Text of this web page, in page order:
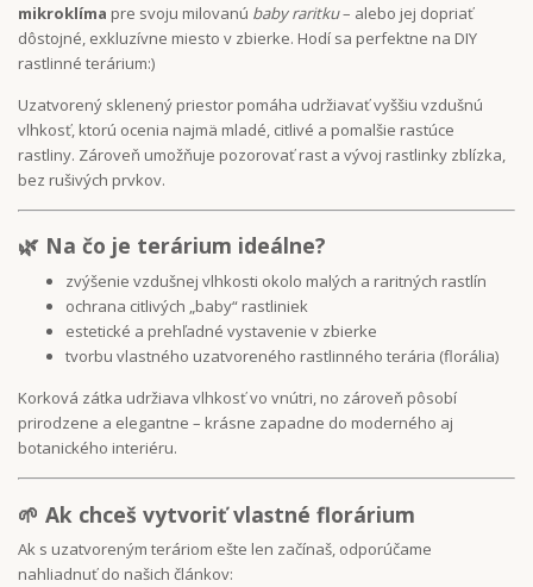
mikroklíma pre svoju milovanú baby raritku– alebo jej dopriať
dôstojné, exkluzívne miesto v zbierke. Hodí sa perfektne na DIY
rastlinné terárium:)
Uzatvorený sklenený priestor pomáha udržiavať vyššiu vzdušnú
vlhkosť, ktorú ocenia najmä mladé, citlivé a pomalšie rastúce
rastliny. Zároveň umožňuje pozorovať rast a vývoj rastlinky zblízka,
bez rušivých prvkov.
🌿 Na čo je terárium ideálne?
zvýšenie vzdušnej vlhkosti okolo malých a raritných rastlín
ochrana citlivých „baby“ rastliniek
estetické a prehľadné vystavenie v zbierke
tvorbu vlastného uzatvoreného rastlinného terária (florália)
Korková zátka udržiava vlhkosť vo vnútri, no zároveň pôsobí
prirodzene a elegantne – krásne zapadne do moderného aj
botanického interiéru.
🌱 Ak chceš vytvoriť vlastné florárium
Ak s uzatvoreným teráriom ešte len začínaš, odporúčame
nahliadnuť do našich článkov: